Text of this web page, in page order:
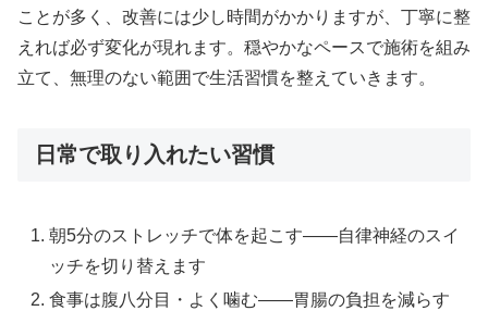
ことが多く、改善には少し時間がかかりますが、丁寧に整
えれば必ず変化が現れます。穏やかなペースで施術を組み
立て、無理のない範囲で生活習慣を整えていきます。
日常で取り入れたい習慣
朝5分のストレッチで体を起こす——自律神経のスイ
ッチを切り替えます
食事は腹八分目・よく噛む——胃腸の負担を減らす